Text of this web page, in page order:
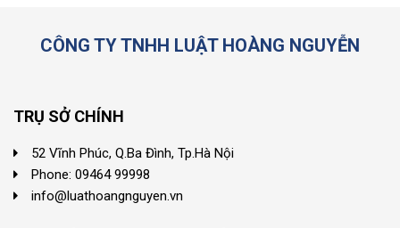
CÔNG TY TNHH LUẬT HOÀNG NGUYỄN
TRỤ SỞ CHÍNH
52 Vĩnh Phúc, Q.Ba Đình, Tp.Hà Nội
Phone: 09464 99998
info@luathoangnguyen.vn